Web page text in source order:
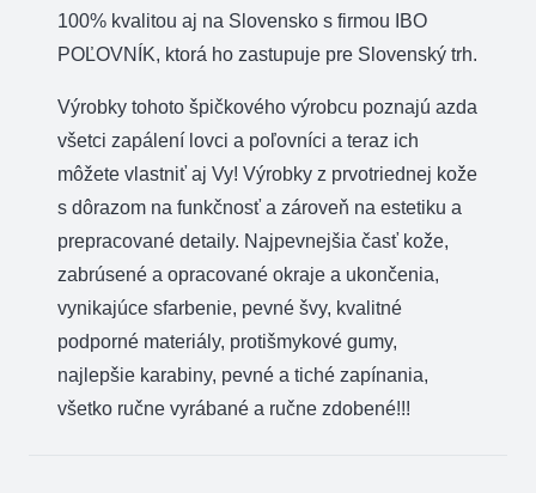
100% kvalitou aj na Slovensko s firmou IBO
POĽOVNÍK, ktorá ho zastupuje pre Slovenský trh.
Výrobky tohoto špičkového výrobcu poznajú azda
všetci zapálení lovci a poľovníci a teraz ich
môžete vlastniť aj Vy! Výrobky z prvotriednej kože
s dôrazom na funkčnosť a zároveň na estetiku a
prepracované detaily. Najpevnejšia časť kože,
zabrúsené a opracované okraje a ukončenia,
vynikajúce sfarbenie, pevné švy, kvalitné
podporné materiály, protišmykové gumy,
najlepšie karabiny, pevné a tiché zapínania,
všetko ručne vyrábané a ručne zdobené!!!